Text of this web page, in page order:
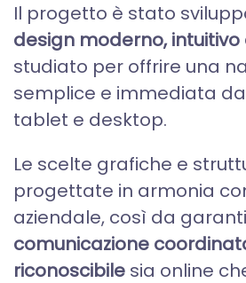
Il progetto è stato
design moderno, intuitivo
studiato per offrire una
semplice e immediata
tablet e desktop.
Le scelte grafiche e
progettate in armonia
aziendale, così da
comunicazione
riconoscibile sia online